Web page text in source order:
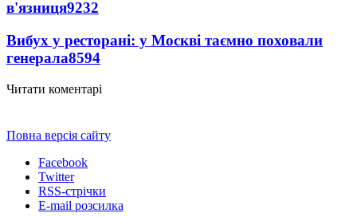
в'язниця9232
Вибух у ресторані: у Москві таємно поховали
генерала8594
Читати коментарі
Повна версія сайту
Facebook
Twitter
RSS-стрічки
E-mail розсилка